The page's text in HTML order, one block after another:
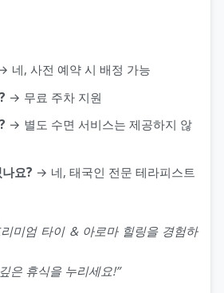
네, 사전 예약 시 배정 가능
→ 무료 주차 지원
→ 별도 수면 서비스는 제공하지 않
요? → 네, 태국인 전문 테라피스트
미엄 타이 & 아로마 힐링을 경험하
은 휴식을 누리세요!”